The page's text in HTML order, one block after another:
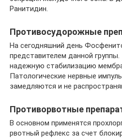
Ранитидин.
Противосудорожные
На сегодняшний день
представителем данной
надежную стабилизацию
Патологические нервные
замедляются и не
Противорвотные
В основном применятся
рвотный рефлекс за счет